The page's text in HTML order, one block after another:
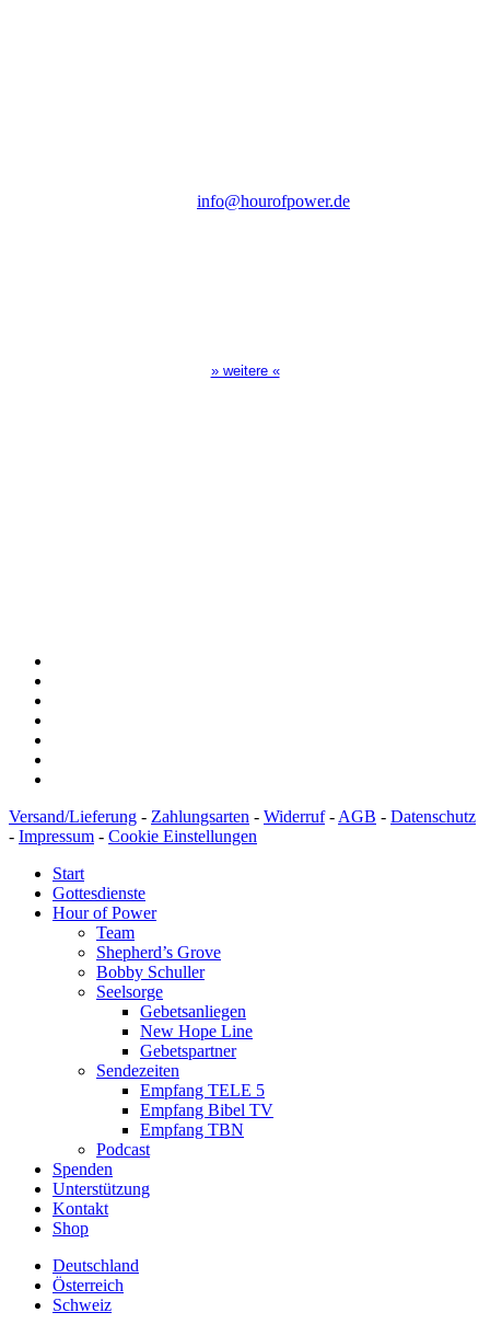
info@hourofpower.de
» weitere «
Versand/Lieferung - Zahlungsarten - Widerruf- AGB - Datenschutz
- Impressum - Cookie Einstellungen
Start
Gottesdienste
Hour of Power
Team
Shepherd’s Grove
Bobby Schuller
Seelsorge
Gebetsanliegen
New Hope Line
Gebetspartner
Sendezeiten
Empfang TELE 5
Empfang Bibel TV
Empfang TBN
Podcast
Spenden
Unterstützung
Kontakt
Shop
Deutschland
Österreich
Schweiz